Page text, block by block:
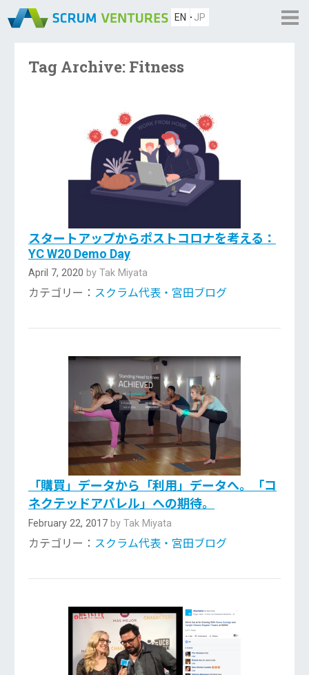
EN JP
Tag Archive: Fitness
スタートアップからポストコロナを考える：
YC W20 Demo Day
April 7, 2020 by Tak Miyata
カテゴリー： スクラム代表・宮田ブログ
「購買」データから「利用」データへ。「コ
ネクテッドアパレル」への期待。
February 22, 2017 by Tak Miyata
カテゴリー： スクラム代表・宮田ブログ